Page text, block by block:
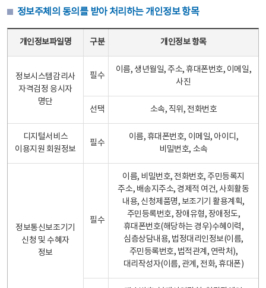
정보주체의 동의를 받아 처리하는 개인정보 항목
개인정보파일명 구분 개인정보 항목
정보시스템감리사
자격검정 응시자
명단
필수
이름, 생년월일, 주소, 휴대폰번호, 이메일,
사진
선택 소속, 직위, 전화번호
디지털서비스
이용지원 회원정보
필수
이름, 휴대폰번호, 이메일, 아이디,
비밀번호, 소속
정보통신보조기기
신청 및 수혜자
정보
필수
이름, 비밀번호, 전화번호, 주민등록지
주소, 배송지주소, 경제적 여건, 사회활동
내용, 신청제품명, 보조기기 활용계획,
주민등록번호, 장애유형, 장애정도,
휴대폰번호(해당하는 경우)수혜이력,
심층상담내용, 법정대리인정보(이름,
주민등록번호, 법적관계, 연락처),
대리작성자(이름, 관계, 전화, 휴대폰)